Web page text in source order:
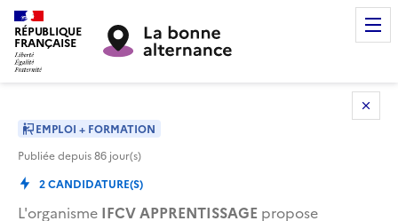
RÉPUBLIQUE
FRANÇAISE
EMPLOI + FORMATION
Publiée depuis86 jour(s)
2CANDIDATURE(S)
L'organisme IFCV APPRENTISSAGE propose